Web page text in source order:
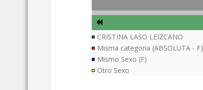
CRISTINA LASO LEIZCANO
Misma categoria (ABSOLUTA - F)
Mismo Sexo (F)
Otro Sexo